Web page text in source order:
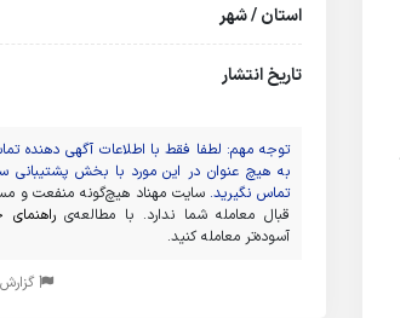
استان / شهر
تاریخ انتشار
توجه مهم: لطفا فقط با اطلاعات آگهی دهنده
به هیچ عنوان در این مورد با بخش پشتیبانی
تماس نگیرید. سایت مهناد هیچ‌گونه منفعت و
قبال معامله شما ندارد. با مطالعه‌ی
آسوده‌تر معامله کنید.